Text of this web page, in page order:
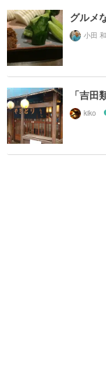
グルメ
小田
「吉
kiko